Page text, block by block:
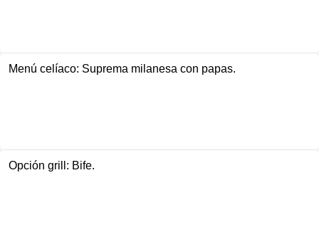
Menú celíaco: Suprema milanesa con papas.
Opción grill: Bife.